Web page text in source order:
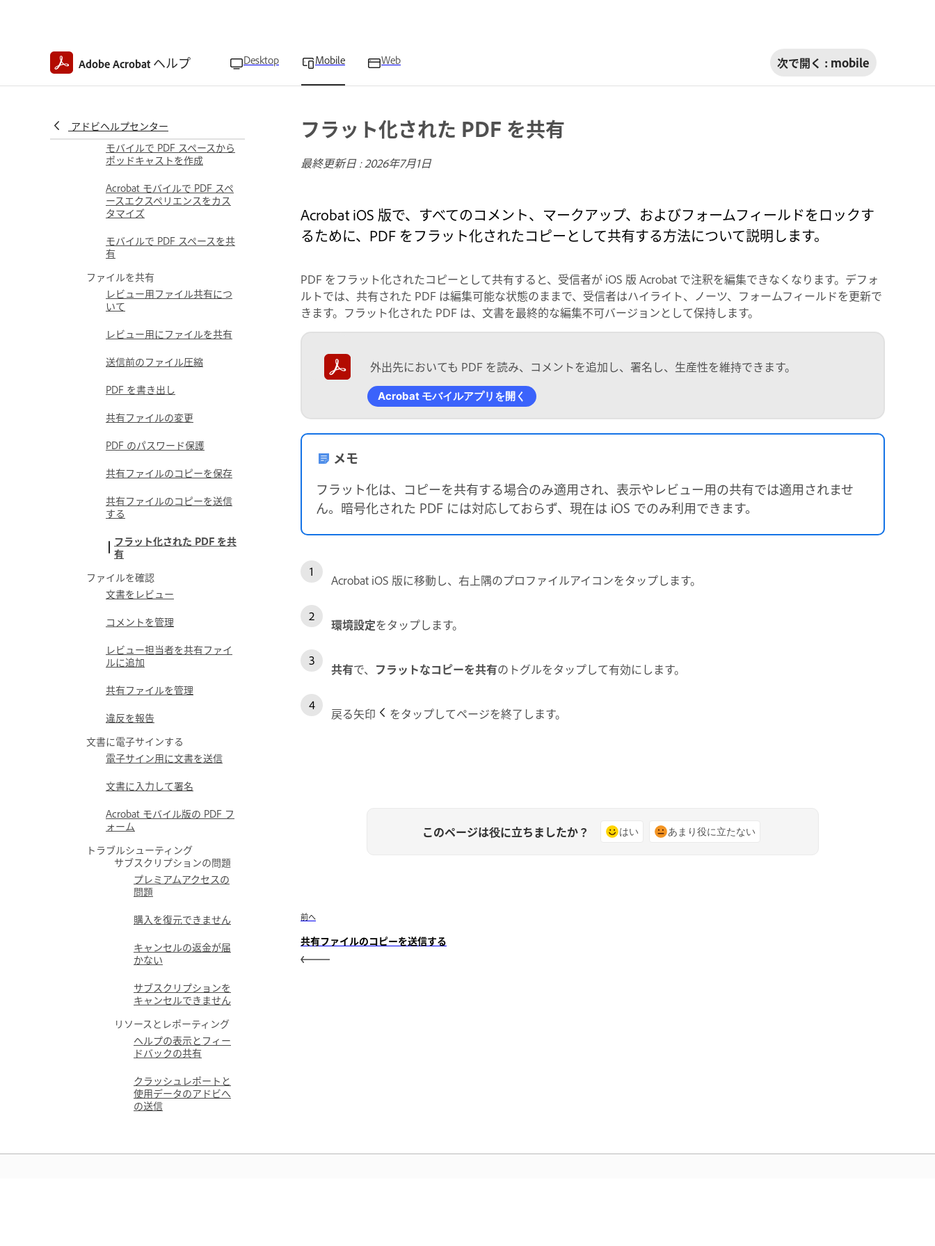
Adobe Acrobat ヘルプ Desktop Mobile Web 次で開く : mobile
アドビヘルプセンター
ハンズフリー音声コマンドで
るソース引用の表示
モバイルで PDF スペースから
ポッドキャストを作成
Acrobat モバイルで PDF スペ
ースエクスペリエンスをカス
タマイズ
モバイルで PDF スペースを共
有
ファイルを共有
レビュー用ファイル共有につ
いて
レビュー用にファイルを共有
送信前のファイル圧縮
PDF を書き出し
共有ファイルの変更
PDF のパスワード保護
共有ファイルのコピーを保存
共有ファイルのコピーを送信
する
フラット化された PDF を共
有
ファイルを確認
文書をレビュー
コメントを管理
レビュー担当者を共有ファイ
ルに追加
共有ファイルを管理
違反を報告
文書に電子サインする
電子サイン用に文書を送信
文書に入力して署名
Acrobat モバイル版の PDF フ
ォーム
トラブルシューティング
サブスクリプションの問題
プレミアムアクセスの
問題
購入を復元できません
キャンセルの返金が届
かない
サブスクリプションを
キャンセルできません
リソースとレポーティング
ヘルプの表示とフィー
ドバックの共有
クラッシュレポートと
使用データのアドビへ
の送信
フラット化された PDF を共有
最終更新日 :2026年7月1日
Acrobat iOS 版で、すべてのコメント、マークアップ、およびフォームフィールドをロックす
るために、PDF をフラット化されたコピーとして共有する方法について説明します。
PDF をフラット化されたコピーとして共有すると、受信者が iOS 版 Acrobat で注釈を編集できなくなります。デフォ
ルトでは、共有された PDF は編集可能な状態のままで、受信者はハイライト、ノーツ、フォームフィールドを更新で
きます。フラット化された PDF は、文書を最終的な編集不可バージョンとして保持します。
外出先においても PDF を読み、コメントを追加し、署名し、生産性を維持できます。
Acrobat モバイルアプリを開く
メモ
フラット化は、コピーを共有する場合のみ適用され、表示やレビュー用の共有では適用されませ
ん。暗号化された PDF には対応しておらず、現在は iOS でのみ利用できます。
Acrobat iOS 版に移動し、右上隅のプロファイルアイコンをタップします。
環境設定をタップします。
共有で、 フラットなコピーを共有のトグルをタップして有効にします。
戻る矢印 をタップしてページを終了します。
このページは役に立ちましたか？ はい あまり役に立たない
前へ
共有ファイルのコピーを送信する